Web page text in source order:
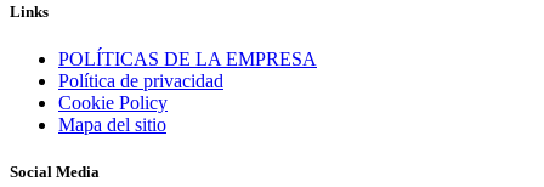
Links
POLÍTICAS DE LA EMPRESA
Política de privacidad
Cookie Policy
Mapa del sitio
Social Media